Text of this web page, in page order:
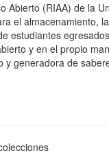
Abierto (RIAA) de la
el almacenamiento,
estudiantes
y en el propio
generadora de